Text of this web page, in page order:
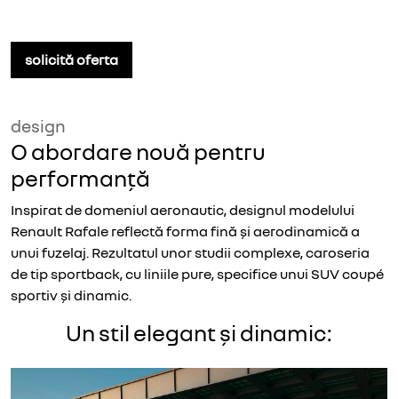
solicită oferta
design
O abordare nouă pentru
performanță
Inspirat de domeniul aeronautic, designul modelului
Renault Rafale reflectă forma fină și aerodinamică a
unui fuzelaj. Rezultatul unor studii complexe, caroseria
de tip sportback, cu liniile pure, specifice unui SUV coupé
sportiv și dinamic.
Un stil elegant și dinamic: